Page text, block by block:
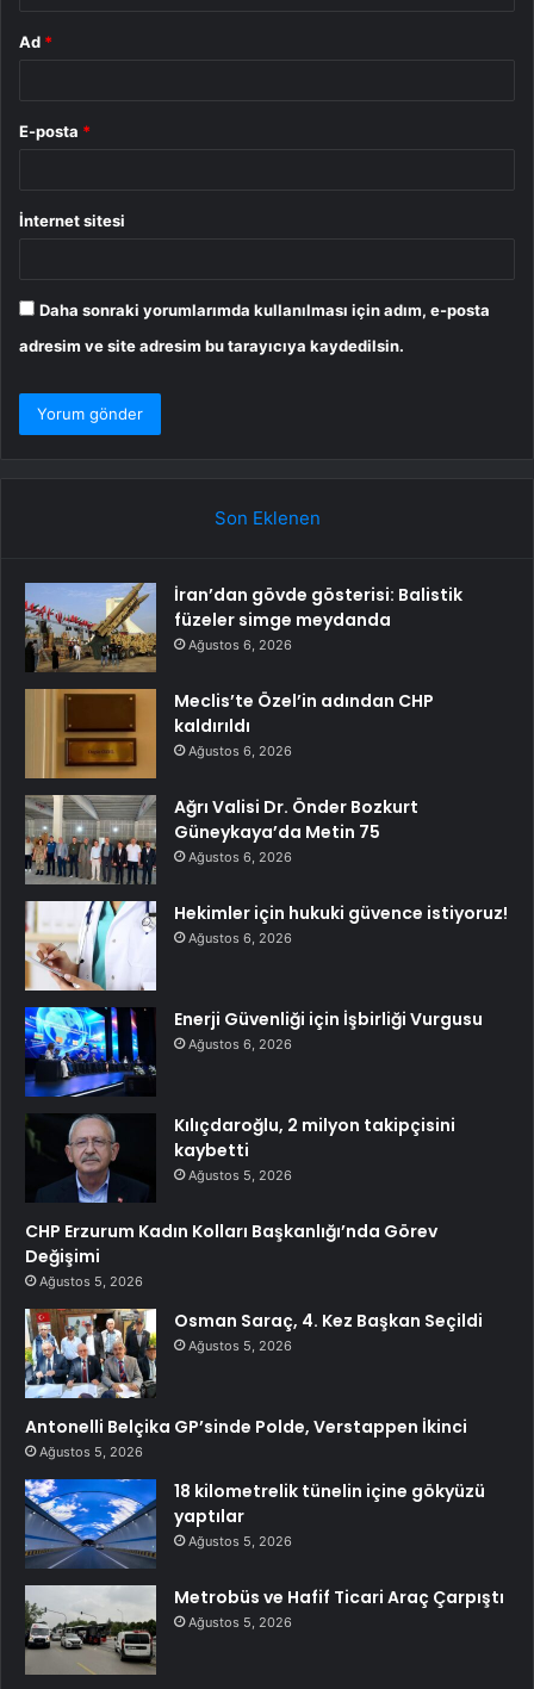
Ad *
E-posta *
İnternet sitesi
Daha sonraki yorumlarımda kullanılması için adım, e-posta
adresim ve site adresim bu tarayıcıya kaydedilsin.
Son Eklenen
İran’dan gövde gösterisi: Balistik
füzeler simge meydanda
Ağustos 6, 2026
Meclis’te Özel’in adından CHP
kaldırıldı
Ağustos 6, 2026
Ağrı Valisi Dr. Önder Bozkurt
Güneykaya’da Metin 75
Ağustos 6, 2026
Hekimler için hukuki güvence istiyoruz!
Ağustos 6, 2026
Enerji Güvenliği için İşbirliği Vurgusu
Ağustos 6, 2026
Kılıçdaroğlu, 2 milyon takipçisini
kaybetti
Ağustos 5, 2026
CHP Erzurum Kadın Kolları Başkanlığı’nda Görev
Değişimi
Ağustos 5, 2026
Osman Saraç, 4. Kez Başkan Seçildi
Ağustos 5, 2026
Antonelli Belçika GP’sinde Polde, Verstappen İkinci
Ağustos 5, 2026
18 kilometrelik tünelin içine gökyüzü
yaptılar
Ağustos 5, 2026
Metrobüs ve Hafif Ticari Araç Çarpıştı
Ağustos 5, 2026